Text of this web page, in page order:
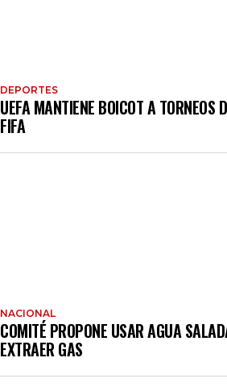
DEPORTES
UEFA MANTIENE BOICOT A TORNEOS
FIFA
NACIONAL
COMITÉ PROPONE USAR AGUA
EXTRAER GAS